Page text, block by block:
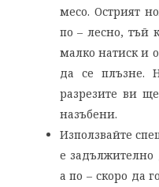
месо. Острият
по – лесно, тъй
малко натиск и
да се плъзне.
разрезите ви
назъбени.
Използвайте
е задължително
а по – скоро да